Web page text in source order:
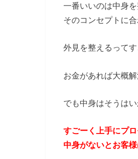
一番いいのは中身
そのコンセプトに
外見を整えるって
お金があれば大概
でも中身はそうは
すごーく上手にプ
中身がないとお客